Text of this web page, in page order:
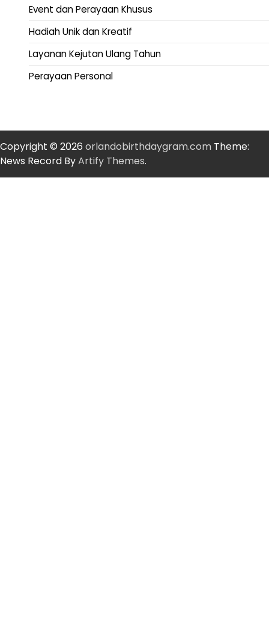
Event dan Perayaan Khusus
Hadiah Unik dan Kreatif
Layanan Kejutan Ulang Tahun
Perayaan Personal
Copyright © 2026 orlandobirthdaygram.com Theme:
News Record ByArtify Themes.